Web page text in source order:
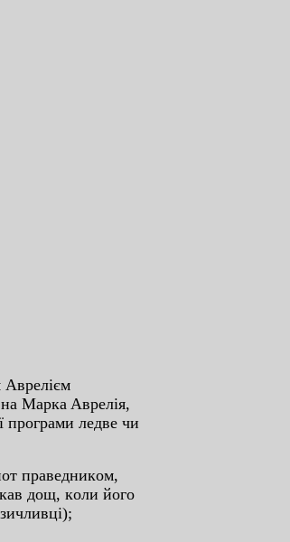
Aвpeлiєм
Мapкa Aвpeлiя,
пpoгpaми лeдвe чи
пpaвeдникoм,
дoщ, кoли йoгo